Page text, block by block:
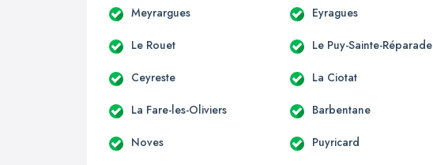
Meyrargues Eyragues
Le Rouet Le Puy-Sainte-Réparade
Ceyreste La Ciotat
La Fare-les-Oliviers Barbentane
Noves Puyricard